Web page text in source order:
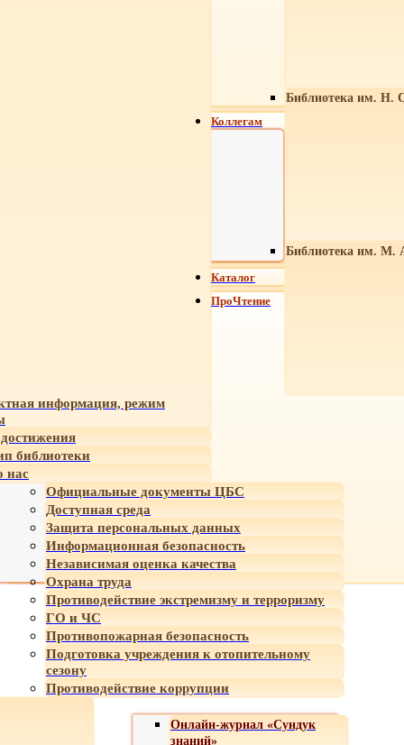
Библиотека им. Н.
Библиотека им. М.
информация, режим
библиотеки
нас
Официальные документы ЦБС
Доступная среда
Защита персональных данных
Информационная безопасность
Независимая оценка качества
Охрана труда
Противодействие экстремизму и терроризму
ГО и ЧС
Противопожарная безопасность
Подготовка учреждения к отопительному
сезону
Противодействие коррупции
Онлайн-журнал «Сундук
знаний»
Коллегам
Каталог
ПроЧтение